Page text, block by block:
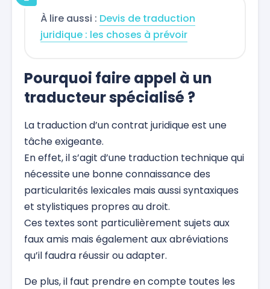
À lire aussi : Devis de traduction
juridique : les choses à prévoir
Pourquoi faire appel à un
traducteur spécialisé ?
La traduction d’un contrat juridique est une
tâche exigeante.
En effet, il s’agit d’une traduction technique qui
nécessite une bonne connaissance des
particularités lexicales mais aussi syntaxiques
et stylistiques propres au droit.
Ces textes sont particulièrement sujets aux
faux amis mais également aux abréviations
qu’il faudra réussir ou adapter.
De plus, il faut prendre en compte toutes les